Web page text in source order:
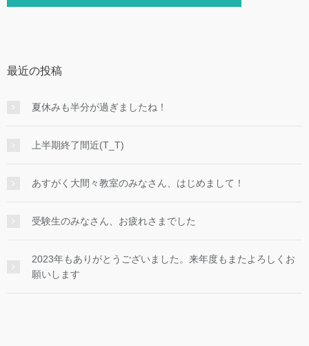
最近の投稿
夏休みも半分が過ぎましたね！
上半期終了間近(T_T)
あすがく大間々教室のみなさん、はじめまして！
受験生のみなさん、お疲れさまでした
2023年もありがとうございました。来年度もまたよろしくお
願いします